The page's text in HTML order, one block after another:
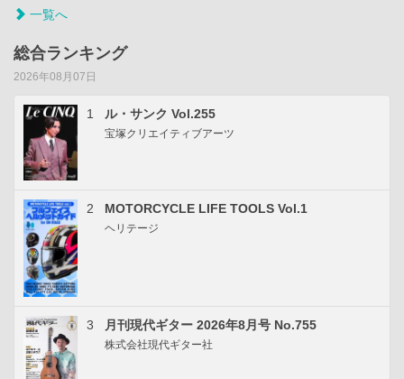
一覧へ
総合ランキング
2026年08月07日
1 ル・サンク Vol.255
宝塚クリエイティブアーツ
2 MOTORCYCLE LIFE TOOLS Vol.1
ヘリテージ
3 月刊現代ギター 2026年8月号 No.755
株式会社現代ギター社